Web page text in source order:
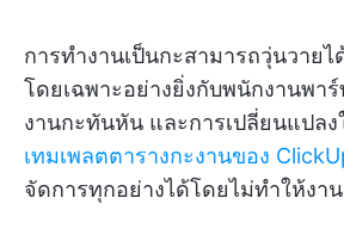
การทำงานเป็นกะสามารถวุ่นวายไ
โดยเฉพาะอย่างยิ่งกับพนักงานพา
งานกะทันหัน และการเปลี่ยนแปล
เทมเพลตตารางกะงานของ
จัดการทุกอย่างได้โดยไม่ทำให้งา